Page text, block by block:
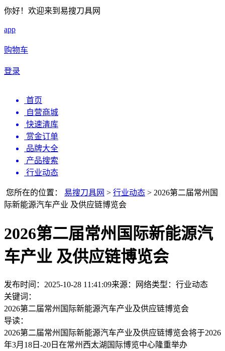
你好！欢迎来到易搜刀具网
app
购物车
登录
首页
自营商城
快速清库
赏金订单
品牌大全
产品搜索
行业动态
您所在的位置： 易搜刀具网 > 行业动态 > 2026第二届常州国
际新能源汽车产业 及供应链博览会
2026第二届常州国际新能源汽
车产业 及供应链博览会
发布时间：2025-10-28 11:41:09来源：网络类型： 行业动态
关键词：
2026第二届常州国际新能源汽车产业及供应链博览会
导读：
2026第二届常州国际新能源汽车产业及供应链博览会将于2026
年3月18日-20日在常州西太湖国际博览中心隆重举办